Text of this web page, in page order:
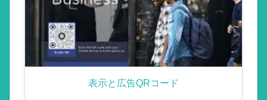
表示と広告QRコード